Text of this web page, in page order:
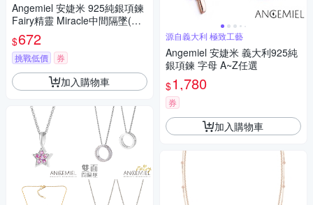
Angemiel 安婕米 925純銀項鍊
Fairy精靈 Miracle中間隔墜(紫
鑽.銀)
$672
挑戰低價 券
加入購物車
源自義大利 極致工藝
Angemiel 安婕米 義大利925純
銀項鍊 字母 A~Z任選
$1,780
券
加入購物車